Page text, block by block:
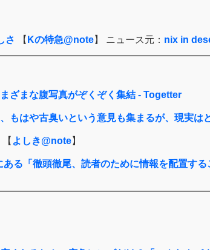
さ 【 Kの特急@note】 ニュース元： nix in
ざまな腹写真がぞくぞく集結 - Togetter
もはや古臭いという意見も集まるが、現実は
【 よしき@note】
る「徹頭徹尾、読者のために情報を配置す